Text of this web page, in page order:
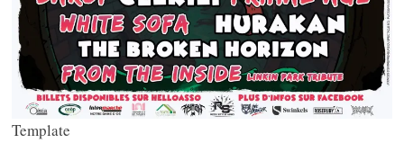
Template